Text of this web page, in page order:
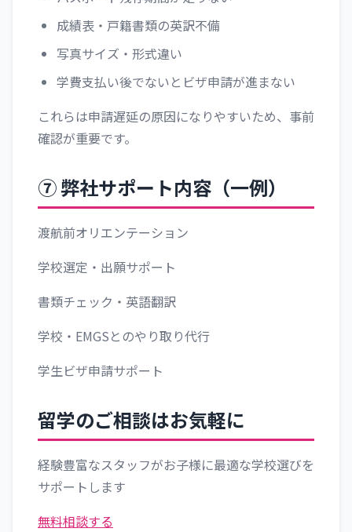
成績表・戸籍書類の英訳不備
写真サイズ・形式違い
学費支払い後でないとビザ申請が進まない
これらは申請遅延の原因になりやすいため、事前
確認が重要です。
⑦ 弊社サポート内容（一例）
渡航前オリエンテーション
学校選定・出願サポート
書類チェック・英語翻訳
学校・EMGSとのやり取り代行
学生ビザ申請サポート
留学のご相談はお気軽に
経験豊富なスタッフがお子様に最適な学校選びを
サポートします
無料相談する